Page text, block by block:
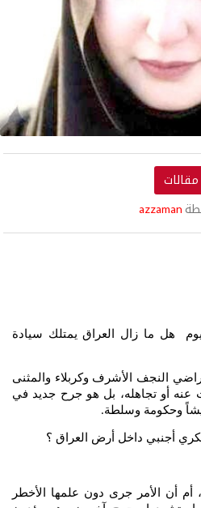
مقالات
azzaman
هل ما زال العراق يمتلك سيادة
النجف الأشرف وكربلاء والمثنى
عنه أو تجاهله، بل هو جرح جديد في
وحكومة وسلطة.
أجنبي داخل أرض العراق ؟
أن الأمر جرى دون علمها الأخطر